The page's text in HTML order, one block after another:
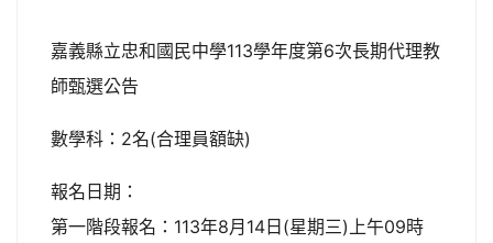
嘉義縣立忠和國民中學113學年度第6次長期代理教
師甄選公告
數學科：2名(合理員額缺)
報名日期：
第一階段報名：113年8月14日(星期三)上午09時